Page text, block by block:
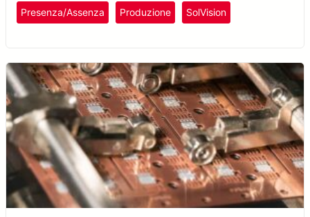
elettrica da una sorgente verso un altro dispositivo. Sono
composte da diversi elementi, tra cui controlli, regolatori e
Presenza/Assenza Produzione SolVision